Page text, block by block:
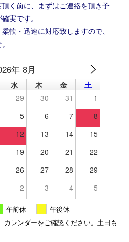
く前に、まずはご連絡を頂き予
実です。
軟・迅速に対応致しますので、
年 8月
水 木 金
土
29 30 31
1
5 6 7
8
12 13 14
15
19 20 21
22
26 27 28
29
2 3 4 5
午前休 午後休
カレンダーをご確認ください。土日も